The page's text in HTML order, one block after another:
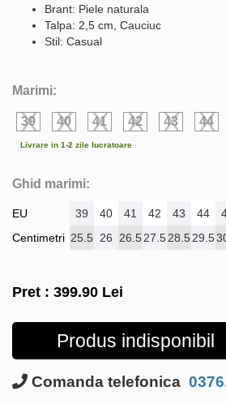
Brant: Piele naturala
Talpa: 2,5 cm, Cauciuc
Stil: Casual
Marimi:
39 40 41 42 43 44
Livrare in 1-2 zile lucratoare
Ghid marimi:
EU
Centimetri
39 40 41 42 43 44
25.5 26 26.527.528.529.5
Pret : 399.90 Lei
Produs indisponibil
Comanda telefonica